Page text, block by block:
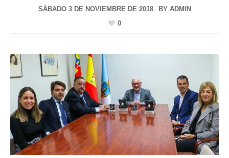
SÁBADO 3 DE NOVIEMBRE DE 2018 BY ADMIN
0